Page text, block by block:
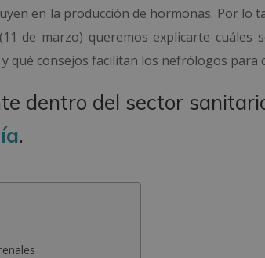
en la producción de hormonas. Por lo
(11 de marzo) queremos explicarte cuáles
qué consejos facilitan los nefrólogos para
dentro del sector
.